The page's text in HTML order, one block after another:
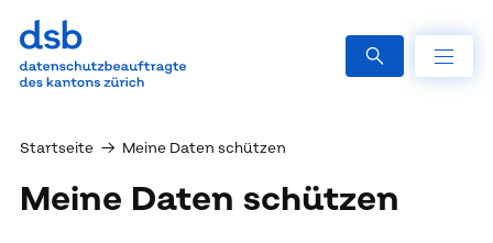
Startseite → Meine Daten schützen
Mei­ne Da­ten schüt­zen